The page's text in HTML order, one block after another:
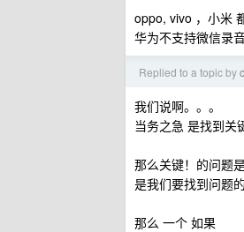
oppo, vivo ，小米
华为不支持微信录音
Replied to a topic by
我们说啊。。。
当务之急 是找到关
那么关键！的问题
是我们要找到问题
那么 一个 如果